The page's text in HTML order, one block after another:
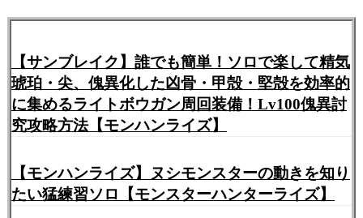
【サンブレイク】誰でも簡単！ソロで楽して精気
琥珀・尖、傀異化した凶骨・甲殻・堅殻を効率的
に集めるライトボウガン周回装備！Lv100傀異討
究攻略方法【モンハンライズ】
【モンハンライズ】ヌシモンスターの動きを知り
たい猛練習ソロ【モンスターハンターライズ】